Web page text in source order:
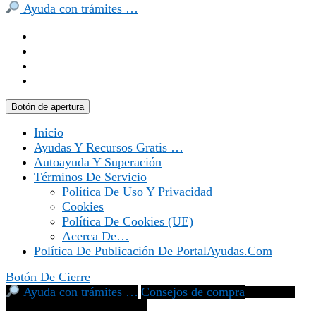
Ayuda con trámites …
Botón de apertura
Inicio
Ayudas Y Recursos Gratis …
Autoayuda Y Superación
Términos De Servicio
Política De Uso Y Privacidad
Cookies
Política De Cookies (UE)
Acerca De…
Política De Publicación De PortalAyudas.com
Botón De Cierre
Ayuda con trámites … Consejos de compra